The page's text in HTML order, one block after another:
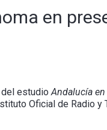
en
del estudioAndalucía
Oficial de Radio y